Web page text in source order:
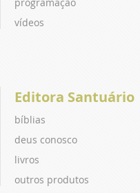
vídeos
Editora Santuário
bíblias
deus conosco
livros
outros produtos